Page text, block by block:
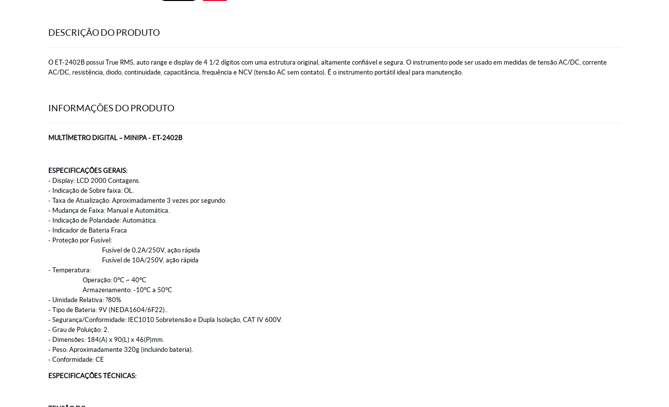
DESCRIÇÃO DO PRODUTO
O ET-2402B possui True RMS, auto range e display de 4 1/2 dígitos com uma estrutura original, altamente confiável e segura. O instrumento pode ser usado em medidas de tensão AC/DC, corrente
AC/DC, resistência, diodo, continuidade, capacitância, frequência e NCV (tensão AC sem contato). É o instrumento portátil ideal para manutenção.
INFORMAÇÕES DO PRODUTO
MULTÍMETRO DIGITAL – MINIPA - ET-2402B
ESPECIFICAÇÕES GERAIS:
- Display: LCD 2000 Contagens.
- Indicação de Sobre faixa: OL.
- Taxa de Atualização: Aproximadamente 3 vezes por segundo.
- Mudança de Faixa: Manual e Automática.
- Indicação de Polaridade: Automática.
- Indicador de Bateria Fraca
- Proteção por Fusível:
Fusível de 0,2A/250V, ação rápida
Fusível de 10A/250V, ação rápida
- Temperatura:
Operação: 0°C ~ 40°C
Armazenamento: -10°C a 50°C
- Umidade Relativa: ?80%
- Tipo de Bateria: 9V (NEDA1604/6F22)..
- Segurança/Conformidade: IEC1010 Sobretensão e Dupla Isolação, CAT IV 600V.
- Grau de Poluição: 2.
- Dimensões: 184(A) x 90(L) x 46(P)mm.
- Peso: Aproximadamente 320g (incluindo bateria).
- Conformidade: CE
ESPECIFICAÇÕES TÉCNICAS: